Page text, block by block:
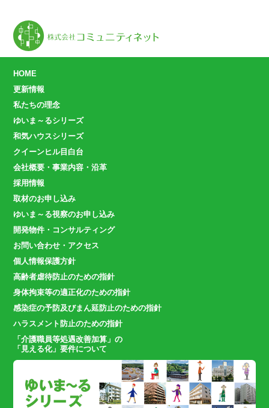
HOME
更新情報
私たちの理念
ゆいま～るシリーズ
和気ハウスシリーズ
クイーンヒル目白台
会社概要・事業内容・沿革
採用情報
取材のお申し込み
ゆいま～る視察のお申し込み
開発物件・コンサルティング
お問い合わせ・アクセス
個人情報保護方針
高齢者虐待防止のための指針
身体拘束等の適正化のための指針
感染症の予防及びまん延防止のための指針
ハラスメント防止のための指針
「介護職員等処遇改善加算」の
「見える化」要件について